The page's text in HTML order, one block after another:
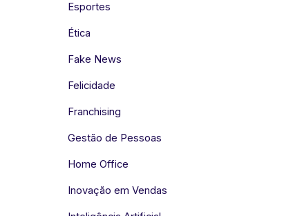
Esportes
Ética
Fake News
Felicidade
Franchising
Gestão de Pessoas
Home Office
Inovação em Vendas